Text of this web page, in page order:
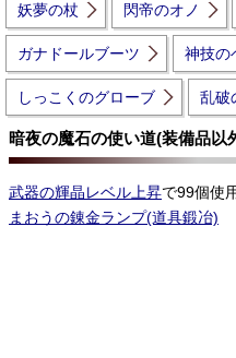
妖夢の杖 閃帝のオノ
ガナドールブーツ 神技の
しっこくのグローブ 乱破
暗夜の魔石の使い道(装備品以
武器の輝晶レベル上昇で99個使
まおうの錬金ランプ(道具鍛冶)